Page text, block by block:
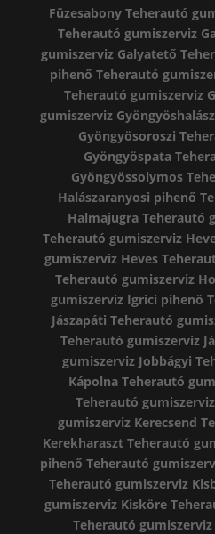
Füzesabony Teherautó
Teherautó gumiszerviz
gumiszerviz Galyatető
pihenő Teherautó
Teherautó gumiszerviz
gumiszerviz Gyöngyöshalász
Gyöngyösoroszi
Gyöngyöspata
Gyöngyössolymos
Halászaranyosi pihenő
Halmajugra Teherautó
Teherautó gumiszerviz
gumiszerviz Heves
Teherautó gumiszerviz
gumiszerviz Igrici pihenő
Jászapáti Teherautó
Teherautó gumiszerviz
gumiszerviz Jobbágyi
Kápolna Teherautó
Teherautó
gumiszerviz Kerecsend
Kerekharaszt Teherautó
pihenő Teherautó
Teherautó gumiszerviz
gumiszerviz Kisköre
Teherautó